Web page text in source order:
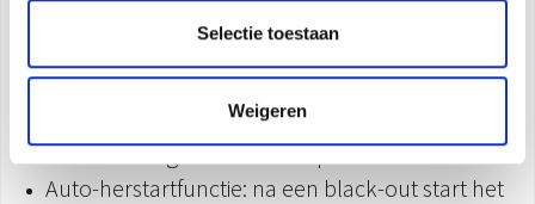
Selectie toestaan
Weigeren
Breeze Away- en Swing-functies: voorkom een
automatisch aan (horizontaal en verticaal)
Gear-functie: 3 vermogensopties (50-75-100%)
om het energieverbruik te optimaliseren
Auto-herstartfunctie: na een black-out start het